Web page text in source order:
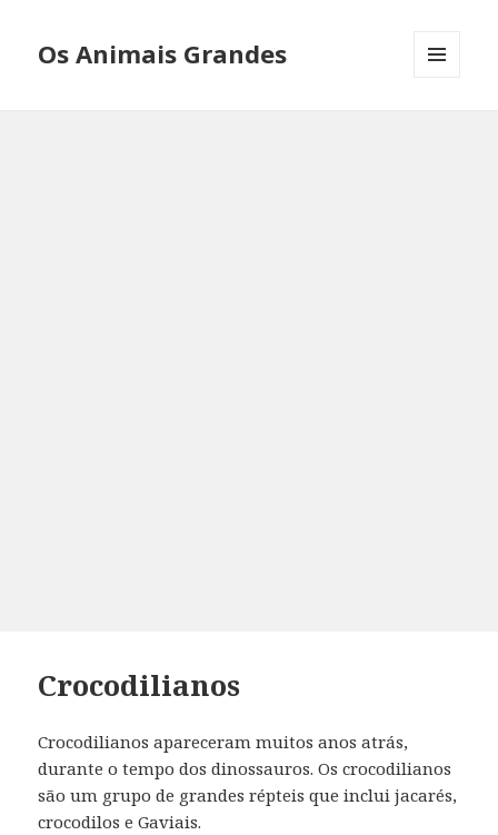
Os Animais Grandes
Crocodilianos
Crocodilianos apareceram muitos anos atrás,
durante o tempo dos dinossauros.Os crocodilianos
são um grupo de grandes répteis que inclui jacarés,
crocodilos e Gaviais.